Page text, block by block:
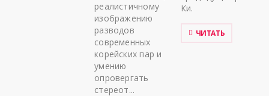
реалистичному
изображению
разводов
современных
корейских пар и
умению
опровергать
стереот...
Ки.
ЧИТАТЬ